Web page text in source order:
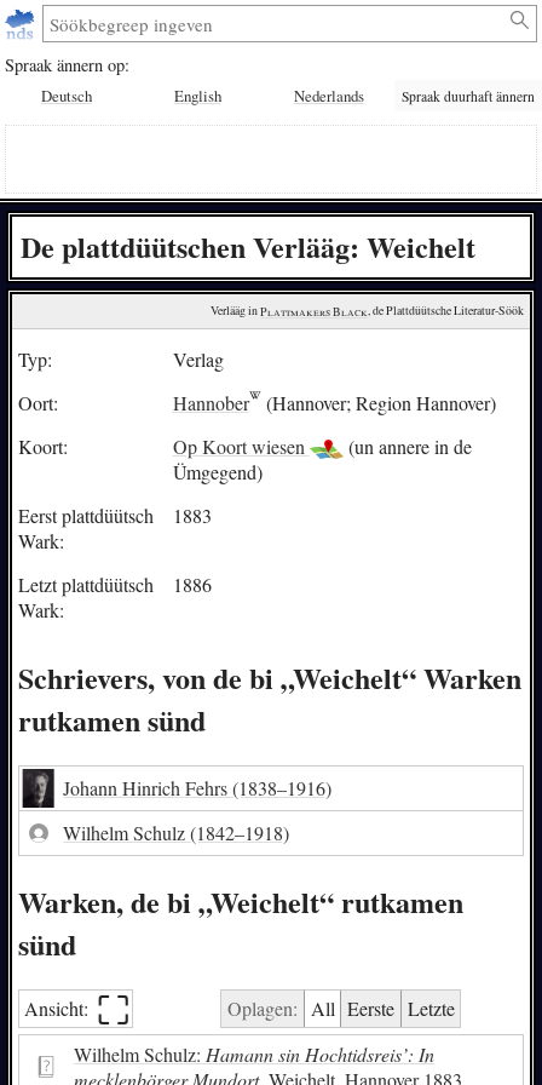
Spraak ännern op:
Deutsch English Nederlands Spraak duurhaft ännern
De plattdüütschen Verlääg: Weichelt
Verlääg in Plattmakers Black, de Plattdüütsche Literatur-Söök
Typ:
Verlag
Oort:
Hannober
(Hannover; Region Hannover)
Koort:
Op Koort wiesen
(un annere in de
Ümgegend)
Eerst plattdüütsch
Wark:
1883
Letzt plattdüütsch
Wark:
1886
Schrievers, von de bi „Weichelt“ Warken
rutkamen sünd
Johann Hinrich Fehrs(1838–1916)
Wilhelm Schulz(1842–1918)
Warken, de bi „Weichelt“ rutkamen
sünd
Ansicht: ⛶︎ Oplagen: All Eerste Letzte
Wilhelm Schulz: Hamann sin Hochtidsreis’: In
mecklenbörger Mundort. Weichelt, Hannover 1883